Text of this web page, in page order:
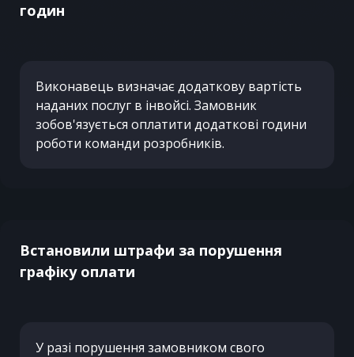
годин
Виконавець визначає додаткову вартість
наданих послуг в інвойсі. Замовник
зобов'язується оплатити додаткові години
роботи команди розробників.
Встановили штрафи за порушення
графіку оплати
У разі порушення замовником свого